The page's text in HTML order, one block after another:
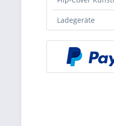
Ladegeräte